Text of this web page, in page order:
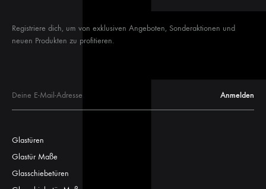
Registriere dich, um von exklusiven Angeboten, Sonderaktionen und
neuen Produkten zu profitieren.
Glastüren
Glastür Maße
Glasschiebetüren